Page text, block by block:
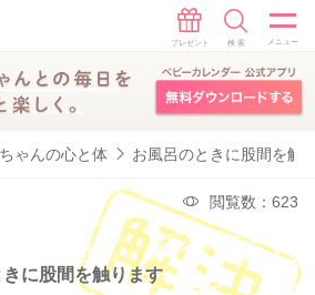
ゃんの心と体 お風呂のときに股間を触
閲覧数：623
に股間を触ります